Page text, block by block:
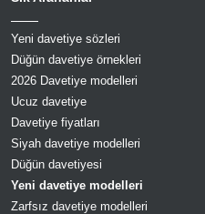
Yeni davetiye sözleri
Düğün davetiye örnekleri
2026 Davetiye modelleri
Ucuz davetiye
Davetiye fiyatları
Siyah davetiye modelleri
Düğün davetiyesi
Yeni davetiye modelleri
Zarfsız davetiye modelleri